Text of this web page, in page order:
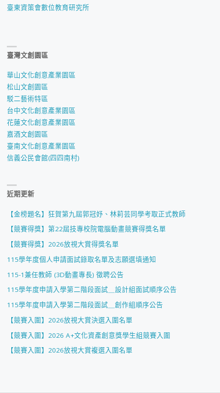
臺東資策會數位教育研究所
臺灣文創園區
華山文化創意產業園區
松山文創園區
駁二藝術特區
台中文化創意產業園區
花蓮文化創意產業園區
嘉酒文創園區
臺南文化創意產業園區
信義公民會館(四四南村)
近期更新
【金榜題名】狂賀第九屆郭冠妤、林莉芸同學考取正式教師
【競賽得獎】第22屆技專校院電腦動畫競賽得獎名單
【競賽得獎】2026放視大賞得獎名單
115學年度個人申請面試錄取名單及志願選填通知
115-1兼任教師 (3D動畫專長) 徵聘公告
115學年度申請入學第二階段面試＿設計組面試順序公告
115學年度申請入學第二階段面試＿創作組順序公告
【競賽入圍】2026放視大賞決選入圍名單
【競賽入圍】2026 A+文化資產創意獎學生組競賽入圍
【競賽入圍】2026放視大賞複選入圍名單